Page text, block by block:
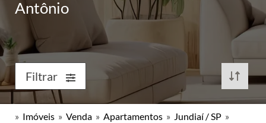
Antônio
Filtrar
» Imóveis » Venda » Apartamentos » Jundiaí / SP »